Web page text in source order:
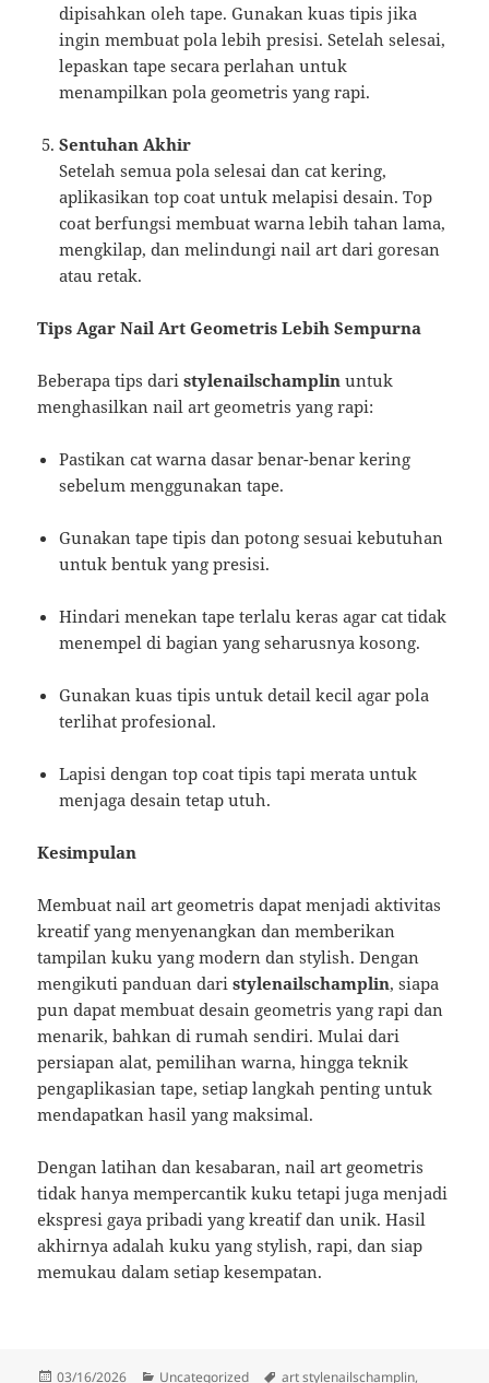
dipisahkan oleh tape. Gunakan kuas tipis jika
ingin membuat pola lebih presisi. Setelah selesai,
lepaskan tape secara perlahan untuk
menampilkan pola geometris yang rapi.
Sentuhan Akhir
Setelah semua pola selesai dan cat kering,
aplikasikan top coat untuk melapisi desain. Top
coat berfungsi membuat warna lebih tahan lama,
mengkilap, dan melindungi nail art dari goresan
atau retak.
Tips Agar Nail Art Geometris Lebih Sempurna
Beberapa tips daristylenailschamplin untuk
menghasilkan nail art geometris yang rapi:
Pastikan cat warna dasar benar-benar kering
sebelum menggunakan tape.
Gunakan tape tipis dan potong sesuai kebutuhan
untuk bentuk yang presisi.
Hindari menekan tape terlalu keras agar cat tidak
menempel di bagian yang seharusnya kosong.
Gunakan kuas tipis untuk detail kecil agar pola
terlihat profesional.
Lapisi dengan top coat tipis tapi merata untuk
menjaga desain tetap utuh.
Kesimpulan
Membuat nail art geometris dapat menjadi aktivitas
kreatif yang menyenangkan dan memberikan
tampilan kuku yang modern dan stylish. Dengan
mengikuti panduan daristylenailschamplin, siapa
pun dapat membuat desain geometris yang rapi dan
menarik, bahkan di rumah sendiri. Mulai dari
persiapan alat, pemilihan warna, hingga teknik
pengaplikasian tape, setiap langkah penting untuk
mendapatkan hasil yang maksimal.
Dengan latihan dan kesabaran, nail art geometris
tidak hanya mempercantik kuku tetapi juga menjadi
ekspresi gaya pribadi yang kreatif dan unik. Hasil
akhirnya adalah kuku yang stylish, rapi, dan siap
memukau dalam setiap kesempatan.
Posted
03/16/2026 Categories
Uncategorized Tags
art stylenailschamplin,